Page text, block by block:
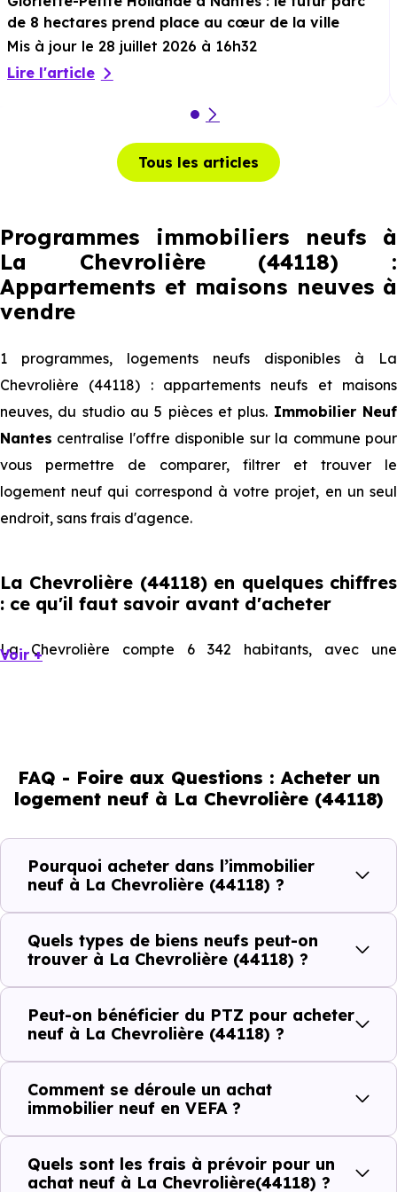
de 8 hectares prend place au cœur de la ville
Mis à jour le 28 juillet 2026 à 16h32
Lire l'article
Tous les articles
Programmes immobiliers neufs à
La Chevrolière (44118) :
Appartements et maisons neuves à
vendre
1 programmes, logements neufs disponibles à La
Chevrolière (44118) : appartements neufs et maisons
neuves, du studio au 5 pièces et plus. Immobilier Neuf
Nantes centralise l'offre disponible sur la commune pour
vous permettre de comparer, filtrer et trouver le
logement neuf qui correspond à votre projet, en un seul
endroit, sans frais d'agence.
La Chevrolière (44118) en quelques chiffres
: ce qu'il faut savoir avant d'acheter
La Chevrolière compte 6 342 habitants, avec une
12.98 % de jeunes et 22.15 % d'enfants. Un profil
démographique qui renseigne directement sur la
demande locative locale et les typologies de biens les
plus recherchées.
Côté cadre de vie, La Chevrolière (44118) dispose de 9
commerces, 6 professions médicales et 3 établissements
scolaires. Des équipements du quotidien qui constituent
autant d'arguments concrets pour habiter ou investir
dans la commune.
Combien coûte un logement à La
Chevrolière (44118) ?
C'est souvent la première question. Voici les repères de
prix à connaître pour un achat immobilier à La
Voir +
FAQ - Foire aux Questions : Acheter un
logement neuf à La Chevrolière (44118)
Pourquoi acheter dans l’immobilier
neuf à La Chevrolière (44118) ?
Quels types de biens neufs peut-on
trouver à La Chevrolière (44118) ?
Peut-on bénéficier du PTZ pour acheter
neuf à La Chevrolière (44118) ?
Comment se déroule un achat
immobilier neuf en VEFA ?
Quels sont les frais à prévoir pour un
achat neuf à La Chevrolière(44118) ?